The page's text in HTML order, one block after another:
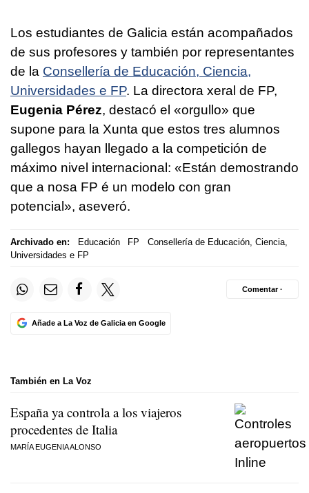
Los estudiantes de Galicia están acompañados
de sus profesores y también por representantes
de la Consellería de Educación, Ciencia,
Universidades e FP. La directora xeral de FP,
Eugenia Pérez, destacó el «orgullo» que
supone para la Xunta que estos tres alumnos
gallegos hayan llegado a la competición de
máximo nivel internacional: «Están demostrando
que a nosa FP é un modelo con gran
potencial», aseveró.
Archivado en: Educación FP
Consellería de Educación, Ciencia,
Universidades e FP
Añade a La Voz de Galicia en Google
Comentar ·
También en La Voz
España ya controla a los viajeros
procedentes de Italia
MARÍA EUGENIA ALONSO